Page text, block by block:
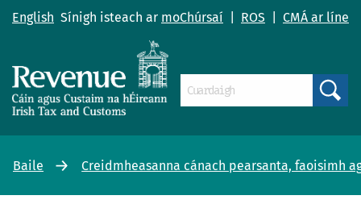
English Sínigh isteach ar moChúrsaí ROS CMÁ ar líne
Baile Creidmheasanna cánach pearsanta, faoisimh